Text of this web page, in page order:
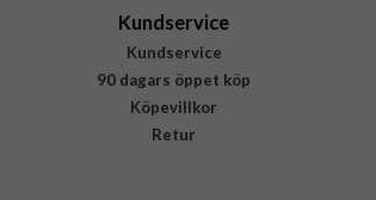
Kundservice
Kundservice
90 dagars öppet köp
Köpevillkor
Retur